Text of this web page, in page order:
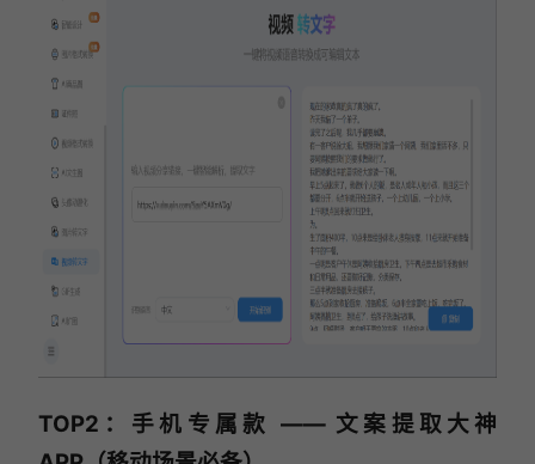
TOP2：手机专属款 —— 文案提取大神